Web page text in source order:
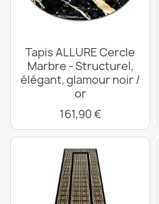
Tapis ALLURE Cercle
Marbre - Structurel,
élégant, glamour noir /
or
161,90 €